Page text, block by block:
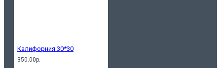
Калифорния 30*30
350.00р.